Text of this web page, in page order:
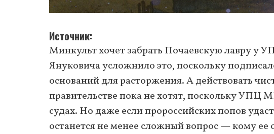
Источник
Минкульт хочет забрать Почаевскую лавру у
Януковича усложнило это, поскольку
оснований для расторжения. А действовать
правительстве пока не хотят, поскольку
судах. Но даже если пророссийских попов
останется не менее сложный вопрос — кому